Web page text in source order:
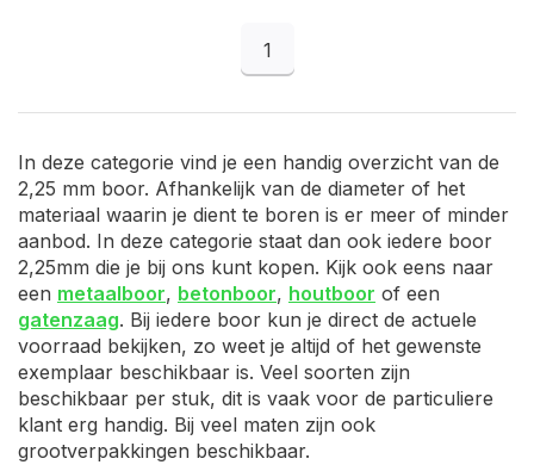
1
In deze categorie vind je een handig overzicht van de
2,25 mm boor. Afhankelijk van de diameter of het
materiaal waarin je dient te boren is er meer of minder
aanbod. In deze categorie staat dan ook iedere boor
2,25mm die je bij ons kunt kopen. Kijk ook eens naar
een metaalboor, betonboor, houtboor of een
gatenzaag. Bij iedere boor kun je direct de actuele
voorraad bekijken, zo weet je altijd of het gewenste
exemplaar beschikbaar is. Veel soorten zijn
beschikbaar per stuk, dit is vaak voor de particuliere
klant erg handig. Bij veel maten zijn ook
grootverpakkingen beschikbaar.